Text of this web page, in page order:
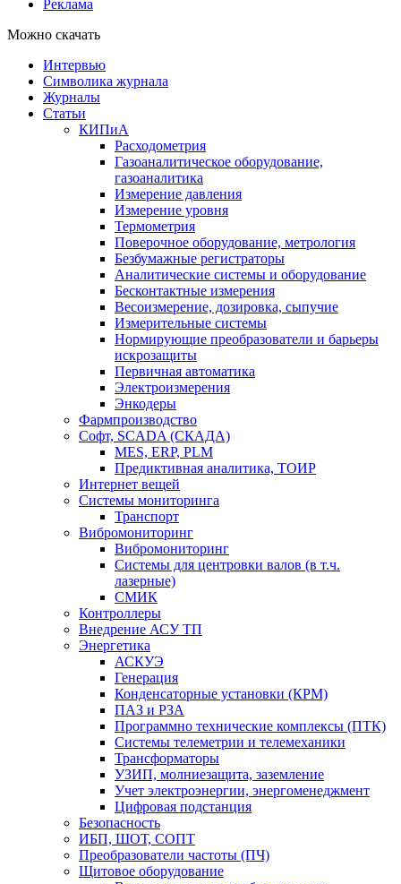
Реклама
Можно скачать
Интервью
Символика журнала
Журналы
Статьи
КИПиА
Расходометрия
Газоаналитическое оборудование,
газоаналитика
Измерение давления
Измерение уровня
Термометрия
Поверочное оборудование, метрология
Безбумажные регистраторы
Аналитические системы и оборудование
Бесконтактные измерения
Весоизмерение, дозировка, сыпучие
Измерительные системы
Нормирующие преобразователи и барьеры
искрозащиты
Первичная автоматика
Электроизмерения
Энкодеры
Фармпроизводство
Софт, SCADA (СКАДА)
MES, ERP, PLM
Предиктивная аналитика, ТОИР
Интернет вещей
Системы мониторинга
Транспорт
Вибромониторинг
Вибромониторинг
Системы для центровки валов (в т.ч.
лазерные)
СМИК
Контроллеры
Внедрение АСУ ТП
Энергетика
АСКУЭ
Генерация
Конденсаторные установки (КРМ)
ПАЗ и РЗА
Программно технические комплексы (ПТК)
Системы телеметрии и телемеханики
Трансформаторы
УЗИП, молниезащита, заземление
Учет электроэнергии, энергоменеджмент
Цифровая подстанция
Безопасность
ИБП, ШОТ, СОПТ
Преобразователи частоты (ПЧ)
Щитовое оборудование